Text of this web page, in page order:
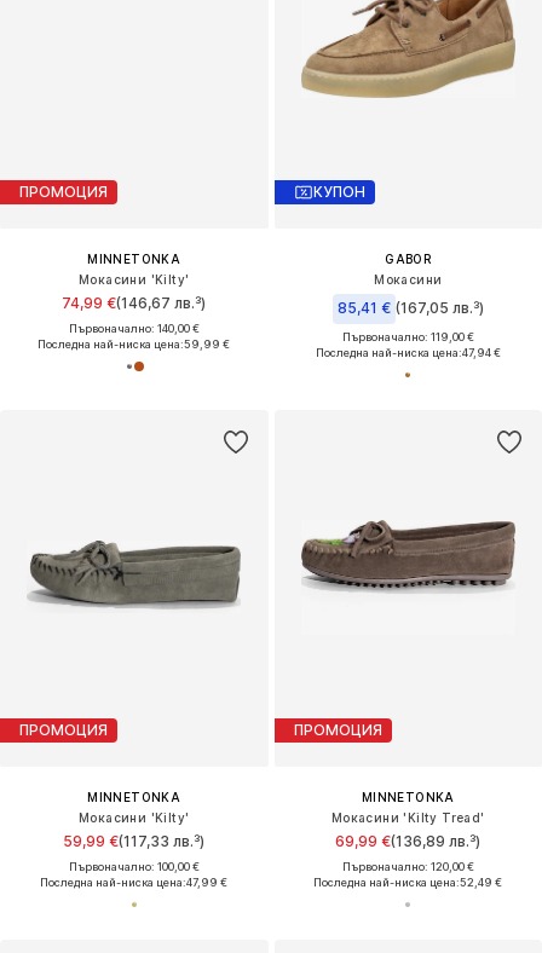
ПРОМОЦИЯ
MINNETONKA
Мокасини 'Kilty'
74,99 €(146,67 лв.³)
Първоначално: 140,00 €
Последна най-ниска цена:59,99 €
КУПОН
GABOR
Мокасини
85,41 € (167,05 лв.³)
Първоначално: 119,00 €
Последна най-ниска цена:47,94 €
ПРОМОЦИЯ
MINNETONKA
Мокасини 'Kilty'
59,99 €(117,33 лв.³)
Първоначално: 100,00 €
Последна най-ниска цена:47,99 €
ПРОМОЦИЯ
MINNETONKA
Мокасини 'Kilty Tread'
69,99 €(136,89 лв.³)
Първоначално: 120,00 €
Последна най-ниска цена:52,49 €